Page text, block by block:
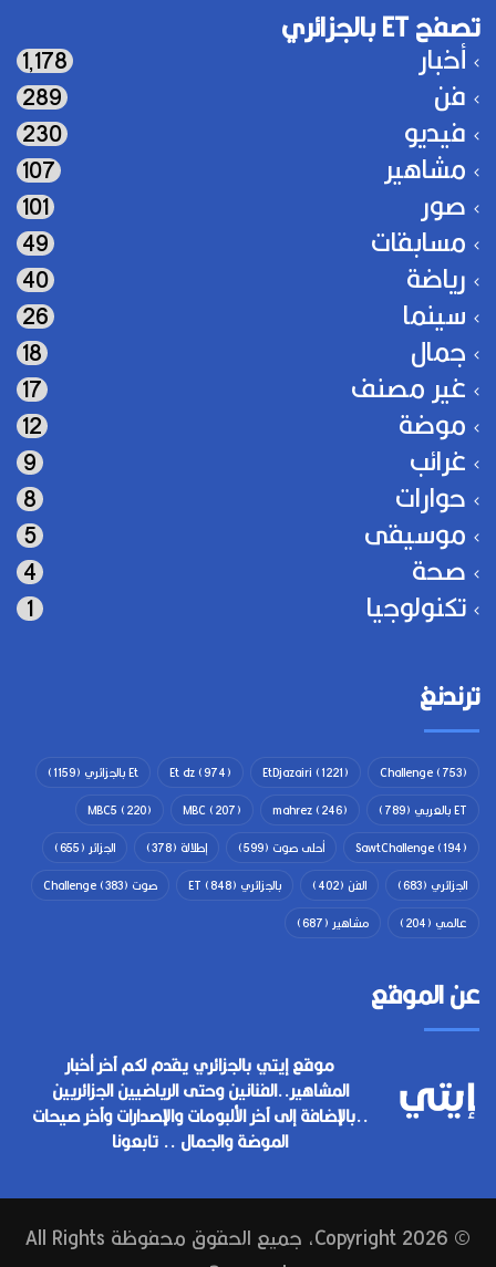
تصفح ET بالجزائري
أخبار 1٬178
فن 289
فيديو 230
مشاهير 107
صور 101
مسابقات 49
رياضة 40
سينما 26
جمال 18
غير مصنف 17
موضة 12
غرائب 9
حوارات 8
موسيقى 5
صحة 4
تكنولوجيا 1
ترندنغ
Challenge(753)
EtDjazairi (1221)
Et dz(974) Et بالجزائري
(1159)
ET بالعربي
(789)
mahrez(246)
MBC(207)
MBC5 (220)
SawtChallenge(194) أحلى صوت (599) إطلالة (378) الجزائر (655)
الجزائري (683) الفن (402) بالجزائري ET (848) صوت Challenge (383)
عالمي (204) مشاهير (687)
عن الموقع
موقع إيتي بالجزائري يقدم لكم آخر أخبار
المشاهير..الفنانين وحتى الرياضيين الجزائريين
..بالإضافة إلى آخر الألبومات والإصدارات وآخر صيحات
الموضة والجمال .. تابعونا
© Copyright 2026, جميع الحقوق محفوظة All Rights